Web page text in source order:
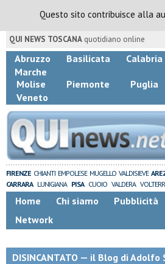
Questo sito contribuisce alla
QUI NEWS TOSCANA quotidiano online
Abruzzo Basilicata Calabria
Marche
Molise
Piemonte Puglia
Veneto
FIRENZE CHIANTI EMPOLESE MUGELLO VALDISIEVE
CARRARA LUNIGIANA PISA CUOIO VALDERA
Home Chi siamo Pubblicità
Network
DISINCANTATO — il Blog di Adolfo